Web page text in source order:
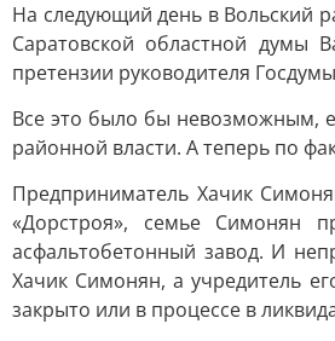
На следующий день в Вольский
Саратовской областной думы
претензии руководителя
Все это было бы невозможным,
районной власти. А теперь по
Предприниматель Хачик
«Дорстроя», семье Симонян
асфальтобетонный завод. И
Хачик Симонян, а учредитель
закрыто или в процессе в